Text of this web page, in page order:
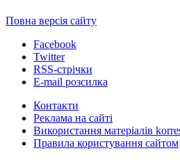
Повна версія сайту
Facebook
Twitter
RSS-стрічки
E-mail розсилка
Контакти
Реклама на сайті
Використання матеріалів
Правила користування сайтом